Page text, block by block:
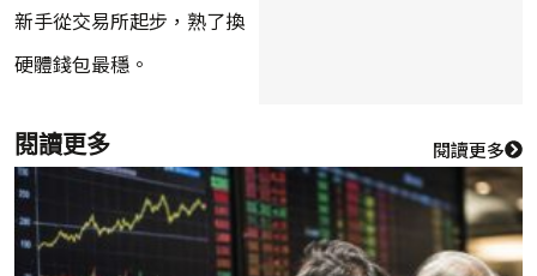
新手從交易所起步，熟了換
硬體錢包最穩。
閱讀更多 閱讀更多